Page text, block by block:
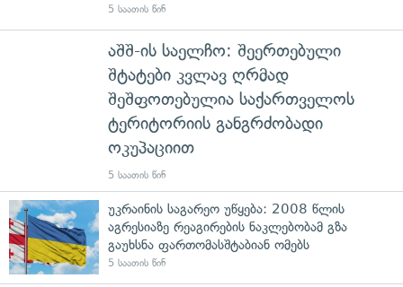
5 საათის წინ
აშშ-ის საელჩო: შეერთებული
შტატები კვლავ ღრმად
შეშფოთებულია საქართველოს
ტერიტორიის განგრძობადი
ოკუპაციით
5 საათის წინ
უკრაინის საგარეო უწყება: 2008 წლის
აგრესიაზე რეაგირების ნაკლებობამ გზა
გაუხსნა ფართომასშტაბიან ომებს
5 საათის წინ